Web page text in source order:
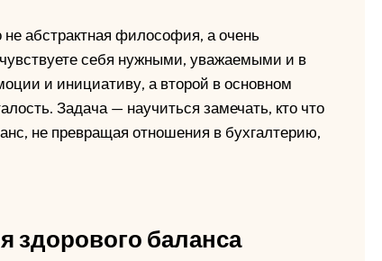
абстрактная философия, а очень
себя нужными, уважаемыми и в
и инициативу, а второй в основном
Задача — научиться замечать, кто что
не превращая отношения в бухгалтерию,
здорового баланса